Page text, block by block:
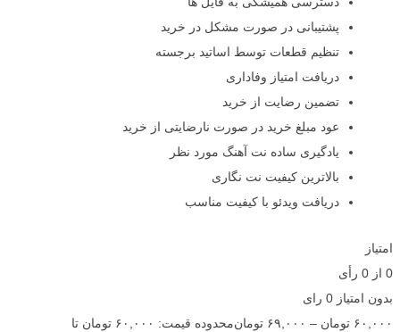
پشتیبانی در صورت مشکل در خرید
تنظیم قطعات توسط اساتید برجسته
دریافت امتیاز وفاداری
تضمین رضایت از خرید
عود مبلغ خرید در صورت نارضایتی از خرید
یادگیری ساده نت آهنگ مورد نظر
بالاترین کیفیت نت نگاری
دریافت ویدئو با کیفیت مناسب
امتیاز
0 از 0 رأی
بدون امتیاز 0 رای
۶۰,۰۰۰ تومان – ۶۹,۰۰۰ تومان
محدوده قیمت: ۶۰,۰۰۰ تومان تا